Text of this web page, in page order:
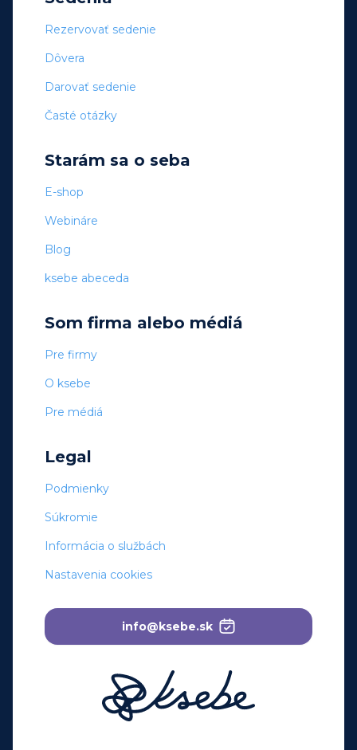
Rezervovať sedenie
Dôvera
Darovať sedenie
Časté otázky
Starám sa o seba
E-shop
Webináre
Blog
ksebe abeceda
Som firma alebo médiá
Pre firmy
O ksebe
Pre médiá
Legal
Podmienky
Súkromie
Informácia o službách
Nastavenia cookies
info@ksebe.sk